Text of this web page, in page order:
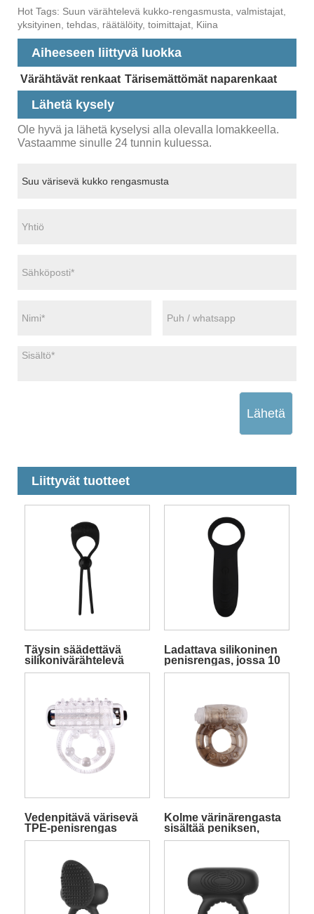
Hot Tags: Suun värähtelevä kukko-rengasmusta, valmistajat,
yksityinen, tehdas, räätälöity, toimittajat, Kiina
Aiheeseen liittyvä luokka
Värähtävät renkaat Tärisemättömät naparenkaat
Lähetä kysely
Ole hyvä ja lähetä kyselysi alla olevalla lomakkeella.
Vastaamme sinulle 24 tunnin kuluessa.
Lähetä
Liittyvät tuotteet
Täysin säädettävä
silikonivärähtelevä
penisrengas
Ladattava silikoninen
penisrengas, jossa 10
värinätoimintoa
Vedenpitävä värisevä
TPE-penisrengas
Kolme värinärengasta
sisältää peniksen,
kielen ja sormen